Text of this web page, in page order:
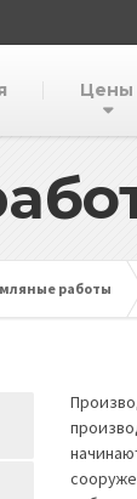
Цены
работы